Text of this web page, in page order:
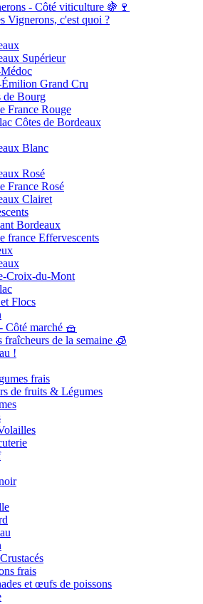
- Côté viticulture 🍇🍷
Vignerons, c'est quoi ?
Supérieur
Émilion Grand Cru
de Bourg
France Rouge
Côtes de Bordeaux
Blanc
Rosé
France Rosé
Clairet
Bordeaux
france Effervescents
Croix-du-Mont
Flocs
Côté marché 🧺
fraîcheurs de la semaine 🧊
!
frais
de fruits & Légumes
frais
et œufs de poissons